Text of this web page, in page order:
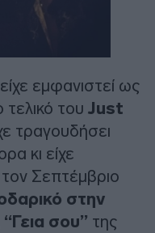
εμφανιστεί ως
του Just
τραγουδήσει
κι είχε
Σεπτέμβριο
στην
σου” της